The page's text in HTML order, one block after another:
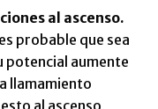
al ascenso.
probable que sea
potencial aumente
llamamiento